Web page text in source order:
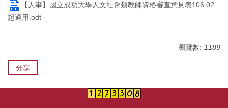
【人事】國立成功大學人文社會類教師資格審查意見表106.02
起適用.odt
瀏覽數: 1189
分享